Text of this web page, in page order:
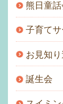
熊日童話
子育て
お見知
誕生会